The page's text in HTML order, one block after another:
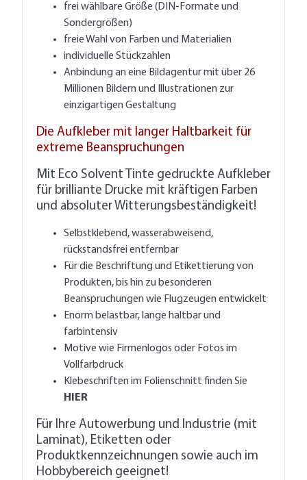
frei wählbare Größe (DIN-Formate und
Sondergrößen)
freie Wahl von Farben und Materialien
individuelle Stückzahlen
Anbindung an eine Bildagentur mit über 26
Millionen Bildern und Illustrationen zur
einzigartigen Gestaltung
Die Aufkleber mit langer Haltbarkeit für
extreme Beanspruchungen
Mit Eco Solvent Tinte gedruckte Aufkleber
für brilliante Drucke mit kräftigen Farben
und absoluter Witterungsbeständigkeit!
Selbstklebend, wasserabweisend,
rückstandsfrei entfernbar
Für die Beschriftung und Etikettierung von
Produkten, bis hin zu besonderen
Beanspruchungen wie Flugzeugen entwickelt
Enorm belastbar, lange haltbar und
farbintensiv
Motive wie Firmenlogos oder Fotos im
Vollfarbdruck
Klebeschriften im Folienschnitt finden Sie
HIER
Für Ihre Autowerbung und Industrie (mit
Laminat), Etiketten oder
Produktkennzeichnungen sowie auch im
Hobbybereich geeignet!